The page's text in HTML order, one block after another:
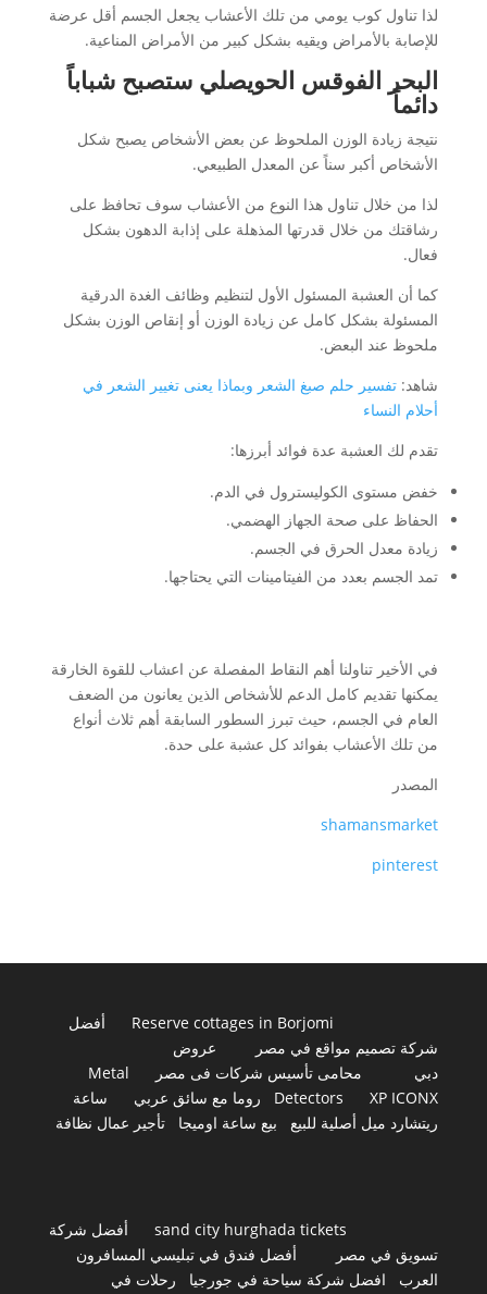
لذا تناول كوب يومي من تلك الأعشاب يجعل الجسم أقل عرضة
للإصابة بالأمراض ويقيه بشكل كبير من الأمراض المناعية.
البحر الفوقس الحويصلي ستصبح شباباً
دائماً
نتيجة زيادة الوزن الملحوظ عن بعض الأشخاص يصبح شكل
الأشخاص أكبر سناً عن المعدل الطبيعي.
لذا من خلال تناول هذا النوع من الأعشاب سوف تحافظ على
رشاقتك من خلال قدرتها المذهلة على إذابة الدهون بشكل
فعال.
كما أن العشبة المسئول الأول لتنظيم وظائف الغدة الدرقية
المسئولة بشكل كامل عن زيادة الوزن أو إنقاص الوزن بشكل
ملحوظ عند البعض.
شاهد: تفسير حلم صبغ الشعر وبماذا يعنى تغيير الشعر في
أحلام النساء
تقدم لك العشبة عدة فوائد أبرزها:
خفض مستوى الكوليسترول في الدم.
الحفاظ على صحة الجهاز الهضمي.
زيادة معدل الحرق في الجسم.
تمد الجسم بعدد من الفيتامينات التي يحتاجها.
في الأخير تناولنا أهم النقاط المفصلة عن اعشاب للقوة الخارقة
يمكنها تقديم كامل الدعم للأشخاص الذين يعانون من الضعف
العام في الجسم، حيث تبرز السطور السابقة أهم ثلاث أنواع
من تلك الأعشاب بفوائد كل عشبة على حدة.
المصدر
shamansmarket
pinterest
Reserve cottages in Borjomi
أفضل
شركة تصميم مواقع في مصر
عروض
دبي
محامى تأسيس شركات فى مصر
Metal
Detectors
XP ICONX روما مع سائق عربي
ساعة
ريتشارد ميل أصلية للبيع
بيع ساعة اوميجا تأجير عمال نظافة
sand city hurghada tickets
أفضل شركة
تسويق في مصر
أفضل فندق في تبليسي المسافرون
العرب
افضل شركة سياحة في جورجيا رحلات في